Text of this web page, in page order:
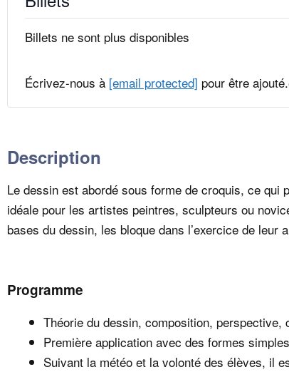
Billets ne sont plus disponibles
Écrivez-nous à [email protected] pour être
Description
Le dessin est abordé sous forme de croquis, ce
idéale pour les artistes peintres, sculpteurs ou
bases du dessin, les bloque dans l’exercice de leur
Programme
Théorie du dessin, composition, perspective,
Première application avec des formes
Suivant la météo et la volonté des élèves, il